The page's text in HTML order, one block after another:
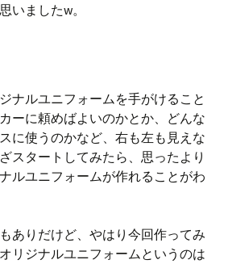
いましたw。
ナルユニフォームを手がけること
ーに頼めばよいのかとか、どんな
に使うのかなど、右も左も見えな
スタートしてみたら、思ったより
ルユニフォームが作れることがわ
ありだけど、やはり今回作ってみ
リジナルユニフォームというのは